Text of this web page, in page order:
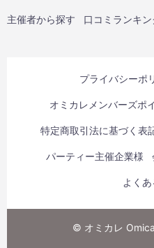
主催者から探す 口コミランキン
プライバシーポ
オミカレメンバーズポ
特定商取引法に基づく表
パーティー主催企業様
よく
© オミカレ